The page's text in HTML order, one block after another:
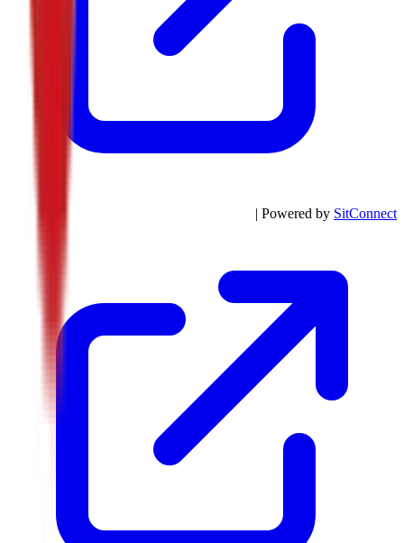
| Powered by SitConnect